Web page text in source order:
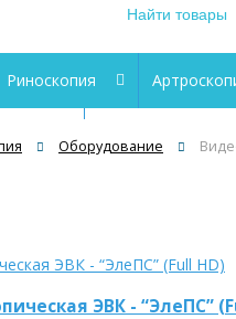
Риноскопия
Оборудование
ЭВК - “ЭлеПС”